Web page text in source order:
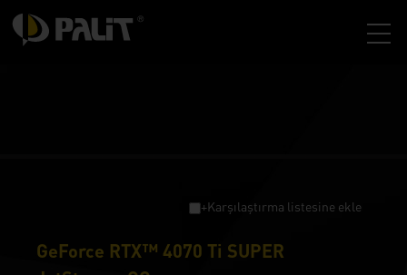
+Karşılaştırma listesine ekle
GeForce RTX™ 4070 Ti SUPER